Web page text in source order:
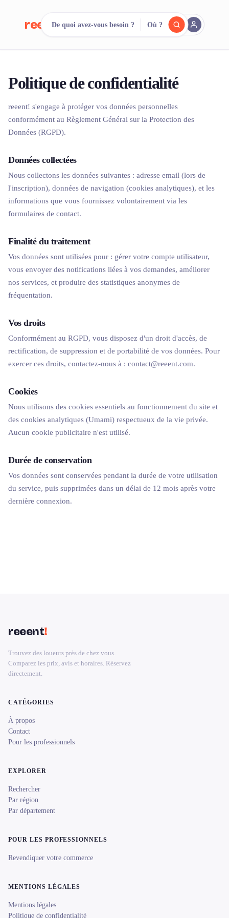
reeent! EN
Cherchez.Comparez.
Louez.
500+ loueurs. Une seule recherche.
De quoi avez-vous besoin ? Où ?
Politique de confidentialité
reeent! s'engage à protéger vos données personnelles
conformément au Règlement Général sur la Protection des
Données (RGPD).
Données collectées
Nous collectons les données suivantes : adresse email (lors de
l'inscription), données de navigation (cookies analytiques), et les
informations que vous fournissez volontairement via les
formulaires de contact.
Finalité du traitement
Vos données sont utilisées pour : gérer votre compte utilisateur,
vous envoyer des notifications liées à vos demandes, améliorer
nos services, et produire des statistiques anonymes de
fréquentation.
Vos droits
Conformément au RGPD, vous disposez d'un droit d'accès, de
rectification, de suppression et de portabilité de vos données. Pour
exercer ces droits, contactez-nous à : contact@reeent.com.
Cookies
Nous utilisons des cookies essentiels au fonctionnement du site et
des cookies analytiques (Umami) respectueux de la vie privée.
Aucun cookie publicitaire n'est utilisé.
Durée de conservation
Vos données sont conservées pendant la durée de votre utilisation
du service, puis supprimées dans un délai de 12 mois après votre
dernière connexion.
reeent!
Trouvez des loueurs près de chez vous.
Comparez les prix, avis et horaires. Réservez
directement.
CATÉGORIES
À propos
Contact
Pour les professionnels
EXPLORER
Rechercher
Par région
Par département
POUR LES PROFESSIONNELS
Revendiquer votre commerce
MENTIONS LÉGALES
Mentions légales
Politique de confidentialité